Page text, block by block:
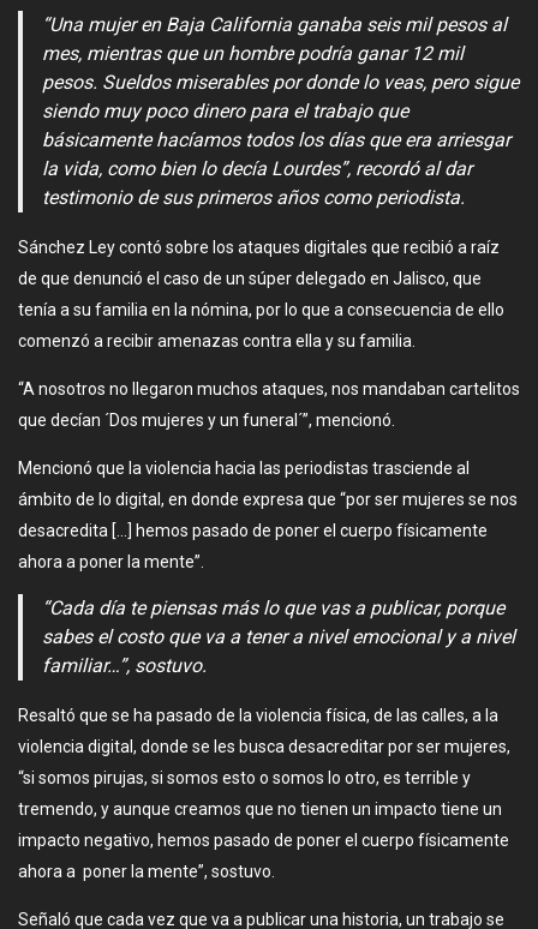
“Una mujer en Baja California ganaba seis mil pesos al
mes, mientras que un hombre podría ganar 12 mil
pesos. Sueldos miserables por donde lo veas, pero sigue
siendo muy poco dinero para el trabajo que
básicamente hacíamos todos los días que era arriesgar
la vida, como bien lo decía Lourdes”, recordó al dar
testimonio de sus primeros años como periodista.
Sánchez Ley contó sobre los ataques digitales que recibió a raíz
de que denunció el caso de un súper delegado en Jalisco, que
tenía a su familia en la nómina, por lo que a consecuencia de ello
comenzó a recibir amenazas contra ella y su familia.
“A nosotros no llegaron muchos ataques, nos mandaban cartelitos
que decían ´Dos mujeres y un funeral´”, mencionó.
Mencionó que la violencia hacia las periodistas trasciende al
ámbito de lo digital, en donde expresa que “por ser mujeres se nos
desacredita […] hemos pasado de poner el cuerpo físicamente
ahora a poner la mente”.
“Cada día te piensas más lo que vas a publicar, porque
sabes el costo que va a tener a nivel emocional y a nivel
familiar…”, sostuvo.
Resaltó que se ha pasado de la violencia física, de las calles, a la
violencia digital, donde se les busca desacreditar por ser mujeres,
“si somos pirujas, si somos esto o somos lo otro, es terrible y
tremendo, y aunque creamos que no tienen un impacto tiene un
impacto negativo, hemos pasado de poner el cuerpo físicamente
ahora a poner la mente”, sostuvo.
Señaló que cada vez que va a publicar una historia, un trabajo se